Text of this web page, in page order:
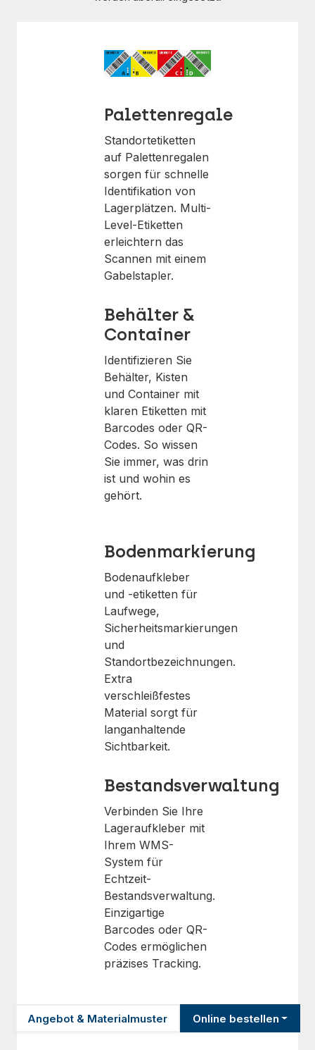
Palettenregale
Standortetiketten
auf Palettenregalen
sorgen für schnelle
Identifikation von
Lagerplätzen. Multi-
Level-Etiketten
erleichtern das
Scannen mit einem
Gabelstapler.
Behälter &
Container
Identifizieren Sie
Behälter, Kisten
und Container mit
klaren Etiketten mit
Barcodes oder QR-
Codes. So wissen
Sie immer, was drin
ist und wohin es
gehört.
Bodenmarkierung
Bodenaufkleber
und -etiketten für
Laufwege,
Sicherheitsmarkierungen
und
Standortbezeichnungen.
Extra
verschleißfestes
Material sorgt für
langanhaltende
Sichtbarkeit.
Bestandsverwaltung
Verbinden Sie Ihre
Lageraufkleber mit
Ihrem WMS-
System für
Echtzeit-
Bestandsverwaltung.
Einzigartige
Barcodes oder QR-
Codes ermöglichen
präzises Tracking.
Angebot & Materialmuster Online bestellen